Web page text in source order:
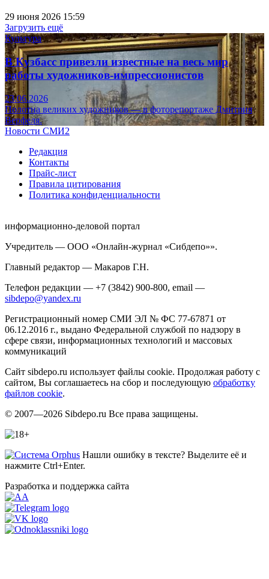
29 июня 2026 15:59
Загрузить ещё
Культура
В Кузбасс привезли известные на весь мир
работы художников-импрессионистов
23.06.2026
Полотна великих художников — в фоторепортаже Дмитрия
Верфеля.
Новости СМИ2
Редакция
Контакты
Прайс-лист
Правила цитирования
Политика конфиденциальности
информационно-деловой портал
Учредитель — ООО «Онлайн-журнал «Сибдепо»».
Главный редактор — Макаров Г.Н.
Телефон редакции — +7 (3842) 900-800, email —
sibdepo@yandex.ru
Регистрационный номер СМИ ЭЛ № ФС 77-67871 от
06.12.2016 г., выдано Федеральной службой по надзору в
сфере связи, информационных технологий и массовых
коммуникаций
Сайт sibdepo.ru использует файлы cookie. Продолжая работу с
сайтом, Вы соглашаетесь на сбор и последующую обработку
файлов cookie.
© 2007—2026 Sibdepo.ru Все права защищены.
Нашли ошибку в тексте? Выделите её и
нажмите Ctrl+Enter.
Разработка и поддержка сайта